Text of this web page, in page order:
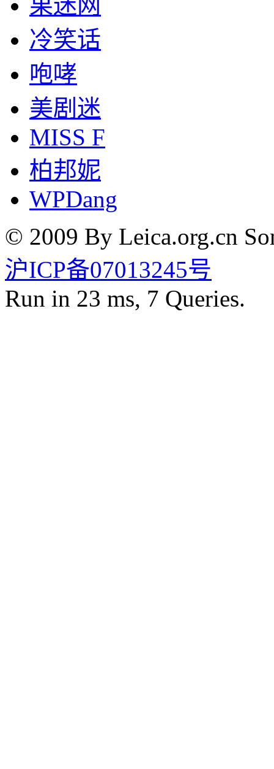
冷笑话
咆哮
美剧迷
MISS F
柏邦妮
WPDang
© 2009 By Leica.org.cn
沪ICP备07013245号
Run in 23 ms, 7 Queries.